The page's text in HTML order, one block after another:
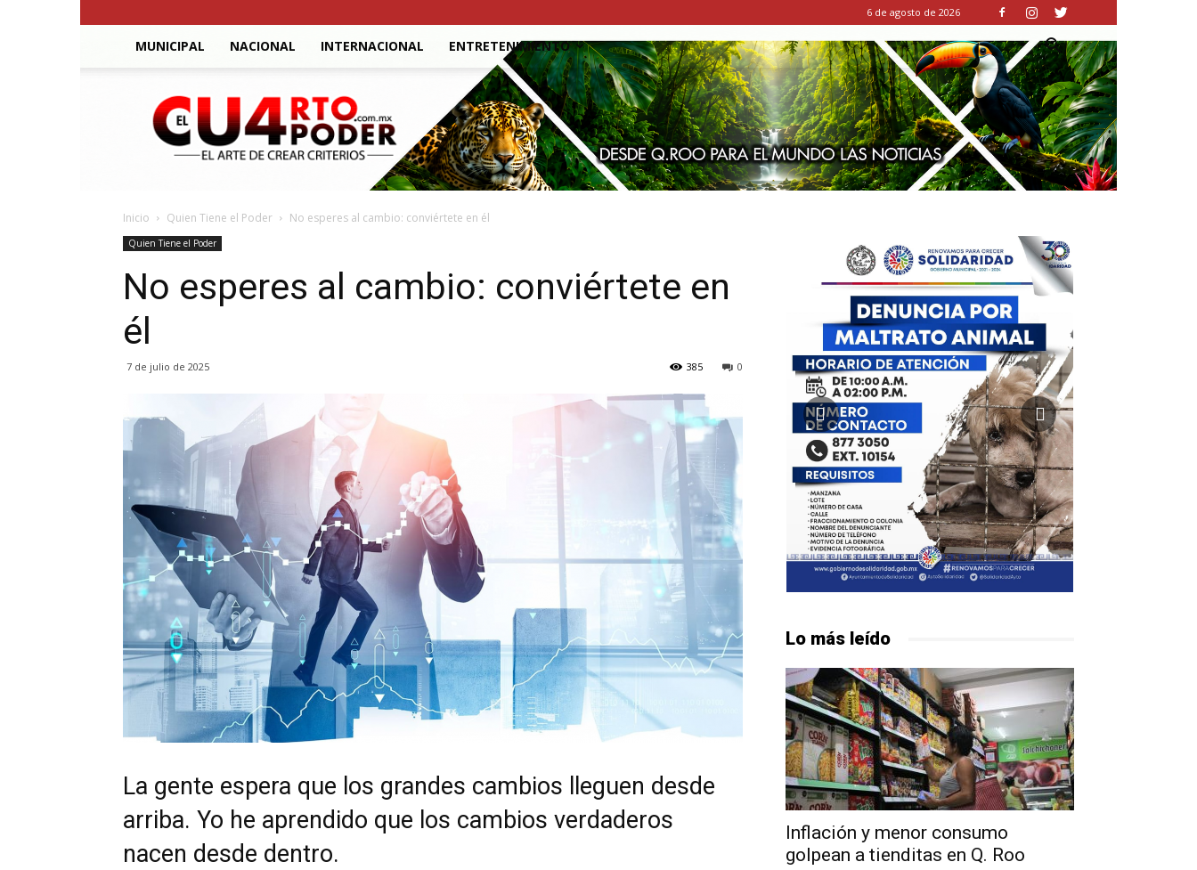
6 de agosto de 2026
MUNICIPAL NACIONAL INTERNACIONAL ENTRETENIMIENTO
El
Cuarto
Poder
Inicio Quien Tiene el Poder No esperes al cambio: conviértete en él
Quien Tiene el Poder
No esperes al cambio: conviértete en
él
7 de julio de 2025 0
385
La gente espera que los grandes cambios lleguen desde
arriba. Yo he aprendido que los cambios verdaderos
nacen desde dentro.
Lo más leído
Inflación y menor consumo
golpean a tienditas en Q. Roo